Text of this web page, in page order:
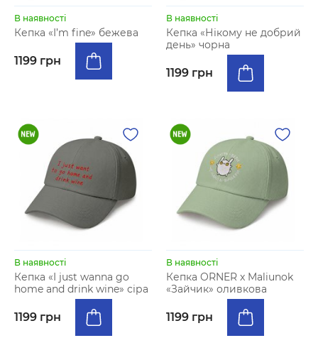
В наявності
Кепка «I’m fine» бежева
1199 грн
В наявності
Кепка «Нікому не добрий
день» чорна
1199 грн
В наявності
Кепка «I just wanna go
home and drink wine» сіра
1199 грн
В наявності
Кепка ORNER x Maliunok
«Зайчик» оливкова
1199 грн